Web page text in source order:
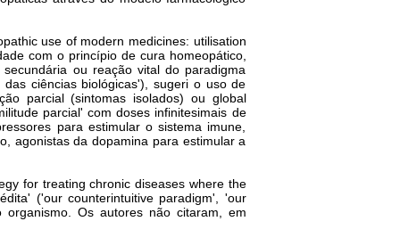
use of modern medicines: utilisation
com o princípio de cura homeopático,
ou reação vital do paradigma
ciências biológicas'), sugeri o uso de
parcial (sintomas isolados) ou global
parcial' com doses infinitesimais de
para estimular o sistema imune,
agonistas da dopamina para estimular a
for treating chronic diseases where the
('our counterintuitive paradigm', 'our
Os autores não citaram, em